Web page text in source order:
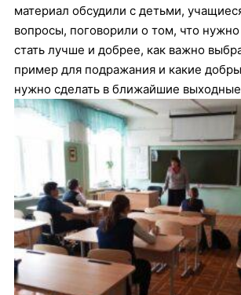
материал обсудили с детьми,
вопросы, поговорили о том, что
стать лучше и добрее, как важно
пример для подражания и какие
нужно сделать в ближайшие